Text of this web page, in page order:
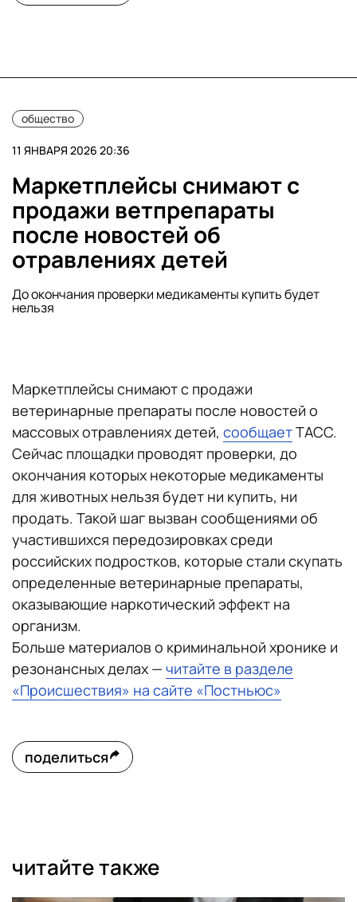
общество
11 ЯНВАРЯ 2026 20:36
Маркетплейсы снимают с
продажи ветпрепараты
после новостей об
отравлениях детей
До окончания проверки медикаменты купить будет
нельзя
Маркетплейсы снимают с продажи
ветеринарные препараты после новостей о
массовых отравлениях детей, сообщаетТАСС.
Сейчас площадки проводят проверки, до
окончания которых некоторые медикаменты
для животных нельзя будет ни купить, ни
продать. Такой шаг вызван сообщениями об
участившихся передозировках среди
российских подростков, которые стали скупать
определенные ветеринарные препараты,
оказывающие наркотический эффект на
организм.
Больше материалов о криминальной хронике и
резонансных делах — читайте в разделе
«Происшествия» на сайте «Постньюс»
поделиться
читайте также